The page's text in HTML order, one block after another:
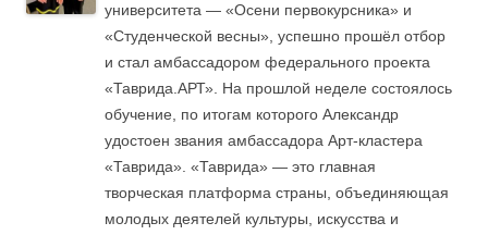
университета — «Осени первокурсника» и
«Студенческой весны», успешно прошёл отбор
и стал амбассадором федерального проекта
«Таврида.АРТ». На прошлой неделе состоялось
обучение, по итогам которого Александр
удостоен звания амбассадора Арт-кластера
«Таврида». «Таврида» — это главная
творческая платформа страны, объединяющая
молодых деятелей культуры, искусства и